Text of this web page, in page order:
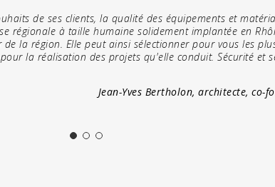
de ses clients, la qualité des équipements et
régionale à taille humaine solidement implantée en
la région. Elle peut ainsi sélectionner pour vous les
la réalisation des projets qu'elle conduit. Sécurité et
Jean-Yves Bertholon, architecte, co-